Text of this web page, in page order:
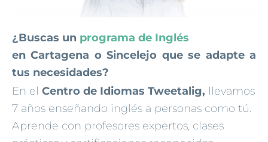
¿Buscas un programa de Inglés
en Cartagena o Sincelejo que se adapte a
tus necesidades?
En el Centro de Idiomas Tweetalig, llevamos
7 años enseñando inglés a personas como tú.
Aprende con profesores expertos, clases